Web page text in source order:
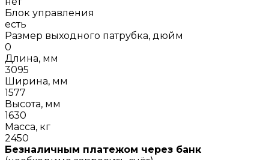
Блок управления
есть
Размер выходного патрубка, дюйм
0
Длина, мм
3095
Ширина, мм
1577
Высота, мм
1630
Масса, кг
2450
Безналичным платежом через банк